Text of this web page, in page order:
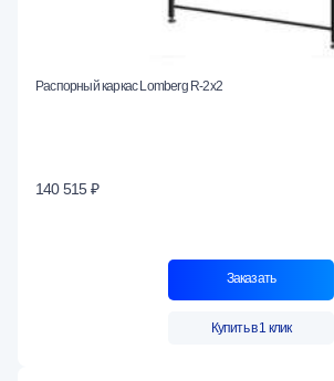
Распорный каркас Lomberg R-2х2
140 515 ₽
Заказать
Купить в 1 клик